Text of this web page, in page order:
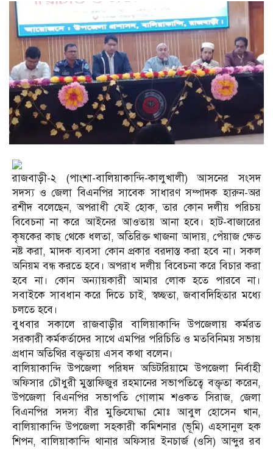
রাজবাড়ী-২ (পাংশা-বালিয়াকান্দি-কালুখালী) আসনের সংসদ
সদস্য ও জেলা বিএনপির সাবেক সাধারণ সম্পাদক হারুন-অর
রশীদ বলেছেন, অপরাধী যেই হোক, তার কোন দলীয় পরিচয়
বিবেচনা না করে আইনের আওতায় আনা হবে। হাট-বাজারের
কৃষকের কাছ থেকে ধলতা, অতিরিক্ত খাজনা আদায়, পেঁয়াজ ক্ষেত
নষ্ট করা, মাদক ব্যবসা কোন প্রকার বরদাস্ত করা হবে না। সকল
অনিয়ম বন্ধ করতে হবে। অপরাধ দলীয় বিবেচনা করে বিচার করা
হবে না। কোন অন্যায়কারী আমার লোক হতে পারবে না।
সবাইকে সাবধান করে দিতে চাই, স্বচ্ছতা, জবাবদিহিতার মধ্যে
চলতে হবে।
বুধবার সকালে রাজবাড়ীর বালিয়াকান্দি উপজেলায় কর্মরত
সরকারী কর্মকর্তাদের সাথে এমপির পরিচিতি ও মতবিনিময় সভায়
প্রধান অতিথির বক্তৃতায় এসব কথা বলেন।
বালিয়াকান্দি উপজেলা পরিষদ অডিটরিয়ামে উপজেলা নির্বাহী
অফিসার চৌধুরী মুস্তাফিজুর রহমানের সভাপতিত্বে বক্তৃতা করেন,
উপজেলা বিএনপির সভাপতি গোলাম শওকত সিরাজ, জেলা
বিএনপির সদস্য বীর মুক্তিযোদ্ধা মোঃ আবুল হোসেন খান,
বালিয়াকান্দি উপজেলা সহকারী কমিশনার (ভূমি) এহসানুল হক
শিপন, বালিয়াকান্দি থানার অফিসার ইনচার্জ (ওসি) আব্দুর রব